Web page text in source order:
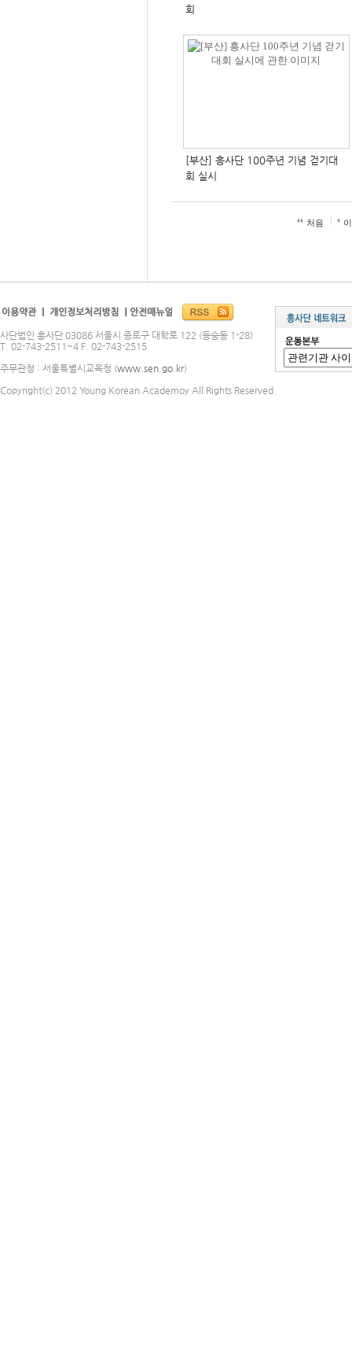
회
[부산] 흥사단 100주년 기념 걷기대
회 실시
처음
사단법인 흥사단 03086 서울시 종로구 대학로 122 (동숭동 1-28)
T. 02-743-2511~4 F. 02-743-2515
주무관청 : 서울특별시교육청 (www.sen.go.kr)
Copyright(c) 2012 Young Korean Academoy All Rights Reserved.